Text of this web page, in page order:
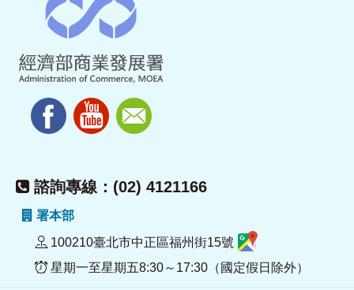
諮詢專線：(02) 4121166
署本部
100210臺北市中正區福州街15號
星期一至星期五8:30～17:30（國定假日除外）